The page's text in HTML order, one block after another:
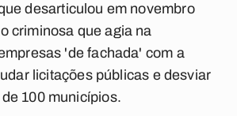
desarticulou em novembro
criminosa que agia na
'de fachada' com a
licitações públicas e desviar
100 municípios.